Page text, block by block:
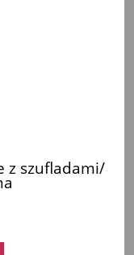
z szufladami/